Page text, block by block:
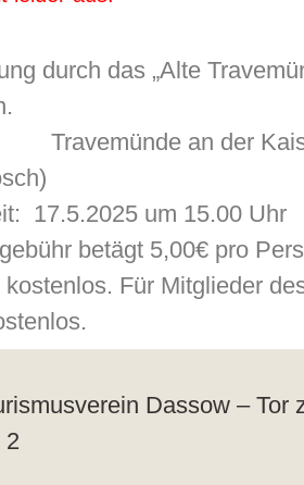
durch das „Alte
an der
17.5.2025 um 15.00 Uhr
betägt 5,00€ pro
Für Mitglieder
Dassow – Tor
2